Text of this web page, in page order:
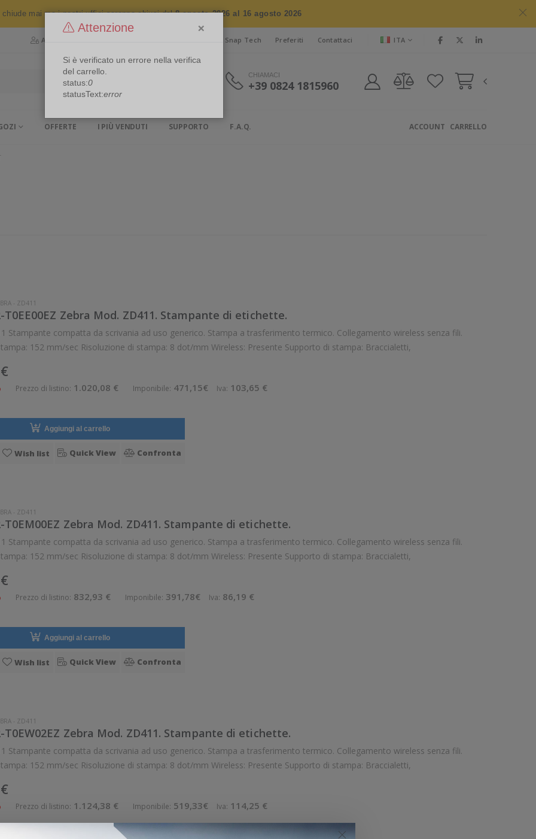
chiude mai ma i nostri uffici saranno chiusi dal8 agosto 2026 al 16 agosto 2026
Area Riservata Snap Tech Preferiti Contattaci ITA
CHIAMACI
+39 0824 1815960
OFFERTE I PIÙ VENDUTI SUPPORTO F.A.Q. CARRELLO
ACCOUNT
- ZD411
T0EE00EZ Zebra Mod. ZD411. Stampante di etichette.
fili.
Velocità di stampa: 152 mm/sec Risoluzione di stampa: 8 dot/mm Wireless: Presente Supporto di stampa: Braccialetti,
Prezzo di listino: 1.020,08 € Imponibile: 471,15€ Iva: 103,65 €
Aggiungi al carrello
Wish list Quick View Confronta
- ZD411
T0EM00EZ Zebra Mod. ZD411. Stampante di etichette.
fili.
Velocità di stampa: 152 mm/sec Risoluzione di stampa: 8 dot/mm Wireless: Presente Supporto di stampa: Braccialetti,
Prezzo di listino: 832,93 € Imponibile: 391,78€ Iva: 86,19 €
Aggiungi al carrello
Wish list Quick View Confronta
- ZD411
T0EW02EZ Zebra Mod. ZD411. Stampante di etichette.
fili.
Velocità di stampa: 152 mm/sec Risoluzione di stampa: 8 dot/mm Wireless: Presente Supporto di stampa: Braccialetti,
Prezzo di listino: 1.124,38 € Imponibile: 519,33€ Iva: 114,25 €
Attenzione ×
Si è verificato un errore nella verifica
del carrello.
status:0
statusText:error